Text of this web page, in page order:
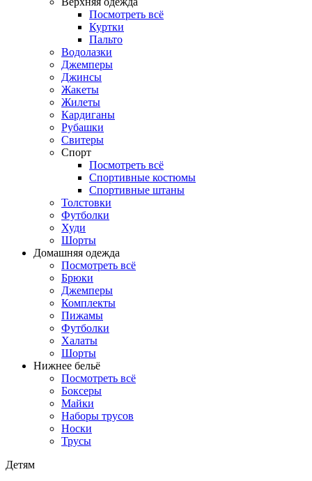
Посмотреть всё
Куртки
Пальто
Водолазки
Джемперы
Джинсы
Жакеты
Жилеты
Кардиганы
Рубашки
Свитеры
Спорт
Посмотреть всё
Спортивные костюмы
Спортивные штаны
Толстовки
Футболки
Худи
Шорты
Домашняя одежда
Посмотреть всё
Брюки
Джемперы
Комплекты
Пижамы
Футболки
Халаты
Шорты
Нижнее бельё
Посмотреть всё
Боксеры
Майки
Наборы трусов
Носки
Трусы
Детям